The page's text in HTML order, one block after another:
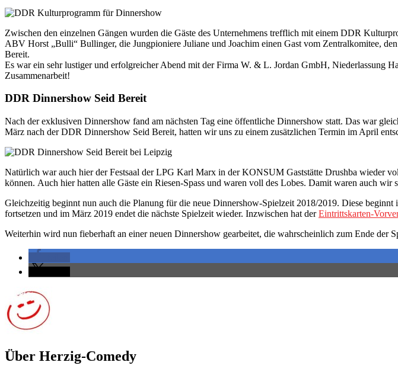
Zwischen den einzelnen Gängen wurden die Gäste des Unternehmens trefflich mit einem DDR
ABV Horst „Bulli“ Bullinger, die Jungpioniere Juliane und Joachim einen Gast vom Zentralkomitee,
Bereit.
Es war ein sehr lustiger und erfolgreicher Abend mit der Firma W. & L. Jordan GmbH, Niederlassung
Zusammenarbeit!
DDR Dinnershow Seid Bereit
Nach der exklusiven Dinnershow fand am nächsten Tag eine öffentliche Dinnershow statt. Das war
März nach der DDR Dinnershow Seid Bereit, hatten wir uns zu einem zusätzlichen Termin im April
Natürlich war auch hier der Festsaal der LPG Karl Marx in der KONSUM Gaststätte Drushba wieder
können. Auch hier hatten alle Gäste ein Riesen-Spass und waren voll des Lobes. Damit waren auch wir
Gleichzeitig beginnt nun auch die Planung für die neue Dinnershow-Spielzeit 2018/2019. Diese
fortsetzen und im März 2019 endet die nächste Spielzeit wieder. Inzwischen hat derEintrittskarten-
Weiterhin wird nun fieberhaft an einer neuen Dinnershow gearbeitet, die wahrscheinlich zum Ende der
Über Herzig-Comedy